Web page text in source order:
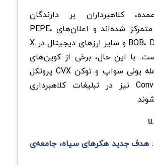
کلاهبرداران بر دارندگان
متمرکز شده‌اند و اعلان‌های PEPE،
BOB، DOGE، GROK و سایر ارزهای دیجیتال در X
با این حال، برخی از کوین‌های
دیفای، از جمله یونی سواپ و توکن CVX پروتکل
Convex Finance نیز در تبلیغات کلاهبرداری
هدف جدید هکرهای سیاه، جامعه‌ی